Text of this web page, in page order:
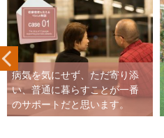
病気を気にせず、ただ寄り添
い、普通に暮らすことが一番
のサポートだと思います。